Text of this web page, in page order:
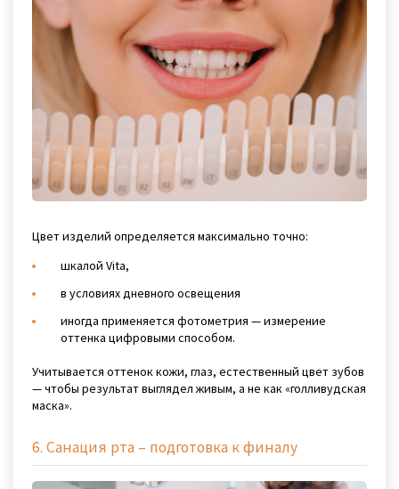
Цвет изделий определяется максимально точно:
шкалой Vita,
в условиях дневного освещения
иногда применяется фотометрия — измерение
оттенка цифровыми способом.
Учитывается оттенок кожи, глаз, естественный цвет зубов
— чтобы результат выглядел живым, а не как «голливудская
маска».
6. Санация рта – подготовка к финалу